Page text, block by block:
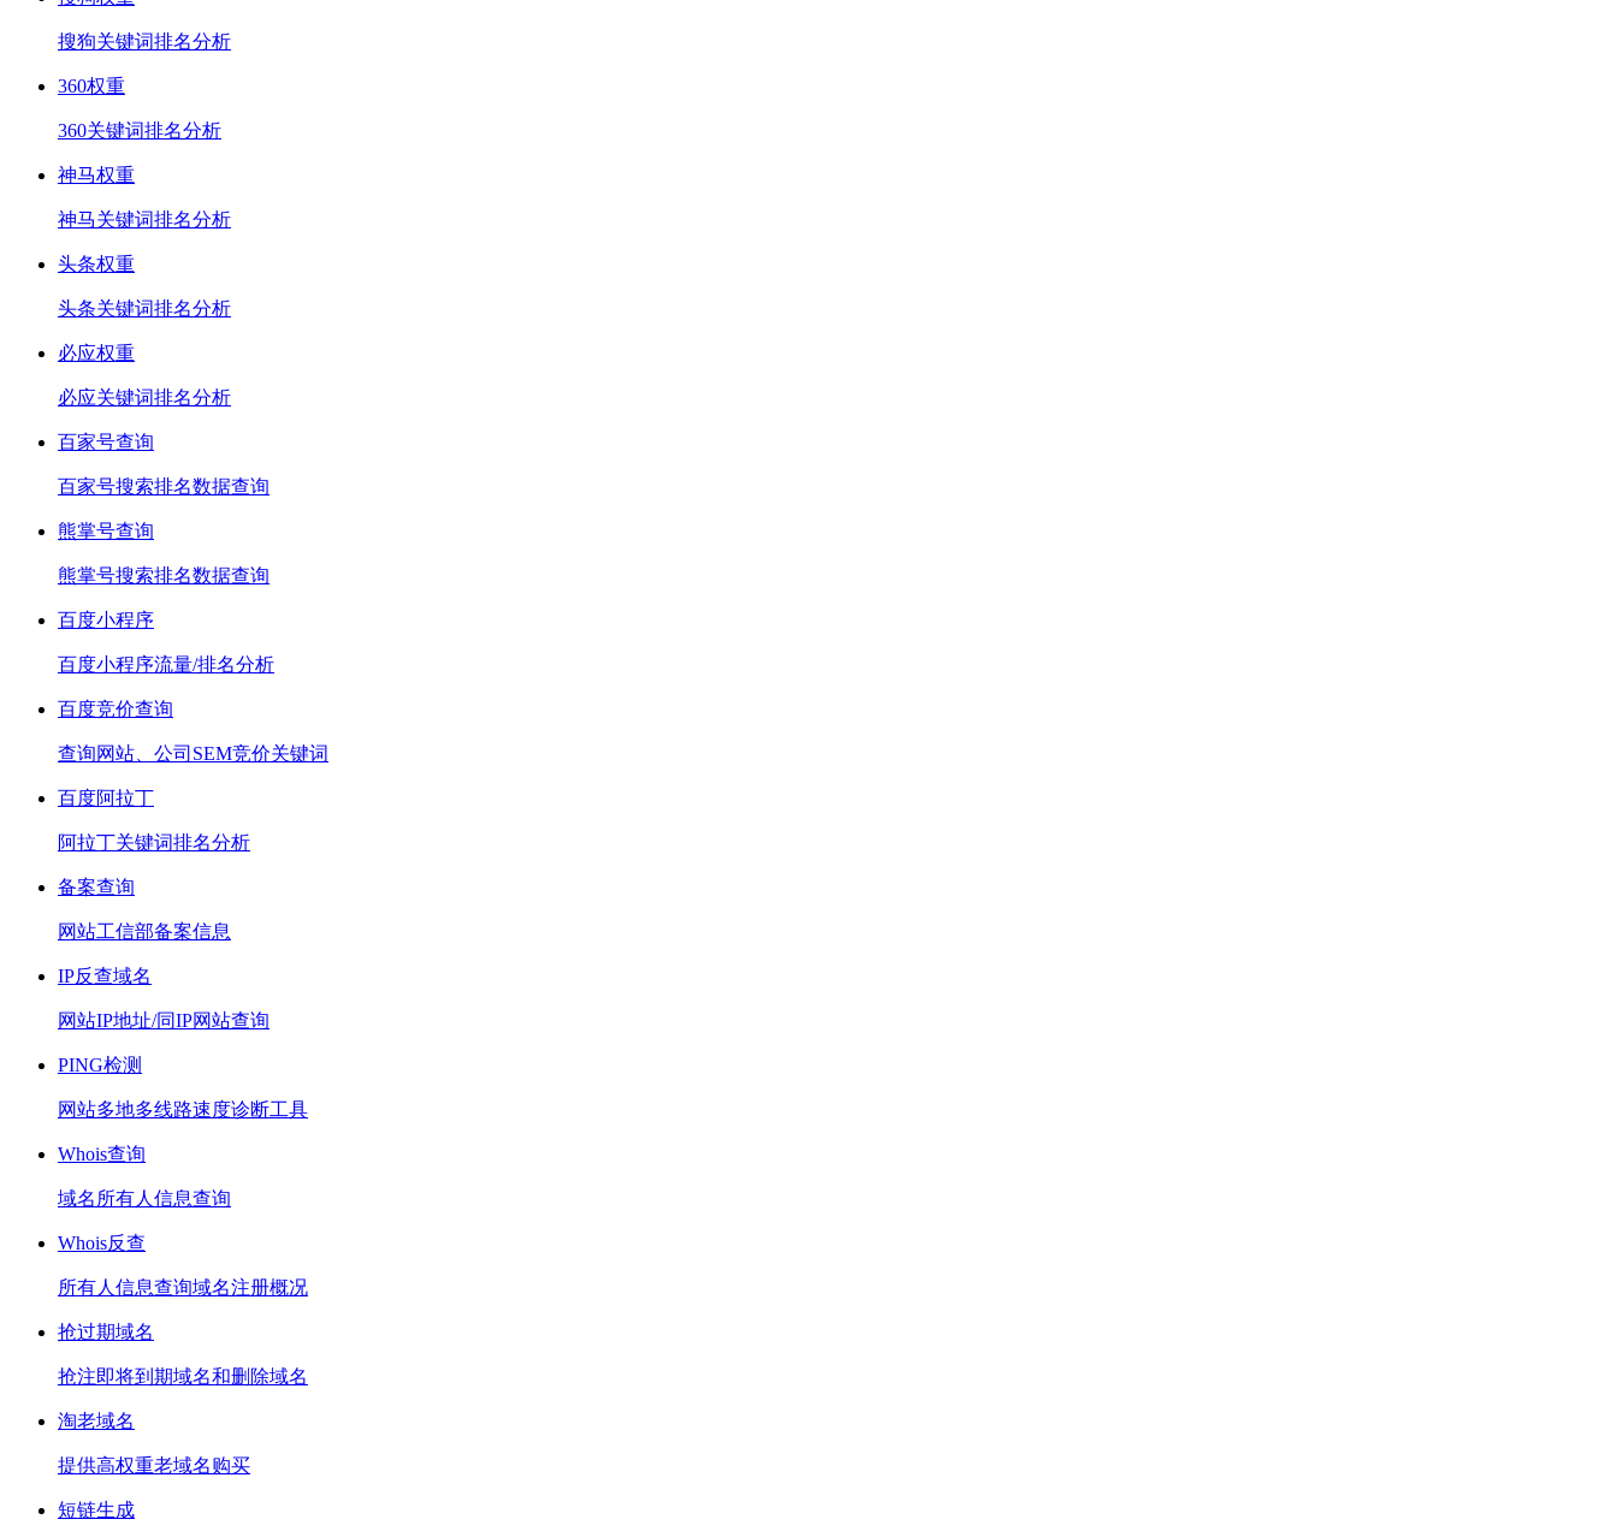
搜狗关键词排名分析
360权重
360关键词排名分析
神马权重
神马关键词排名分析
头条权重
头条关键词排名分析
必应权重
必应关键词排名分析
百家号查询
百家号搜索排名数据查询
熊掌号查询
熊掌号搜索排名数据查询
百度小程序
百度小程序流量/排名分析
百度竞价查询
查询网站、公司SEM竞价关键词
百度阿拉丁
阿拉丁关键词排名分析
备案查询
网站工信部备案信息
IP反查域名
网站IP地址/同IP网站查询
PING检测
网站多地多线路速度诊断工具
Whois查询
域名所有人信息查询
Whois反查
所有人信息查询域名注册概况
抢过期域名
抢注即将到期域名和删除域名
淘老域名
提供高权重老域名购买
短链生成